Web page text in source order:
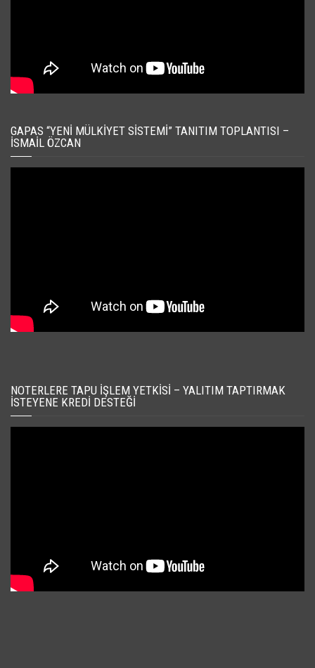
GAPAS “YENI MÜLKIYET SISTEMI” TANITIM TOPLANTISI –
İSMAIL ÖZCAN
NOTERLERE TAPU İŞLEM YETKISI – YALITIM TAPTIRMAK
İSTEYENE KREDI DESTEĞI